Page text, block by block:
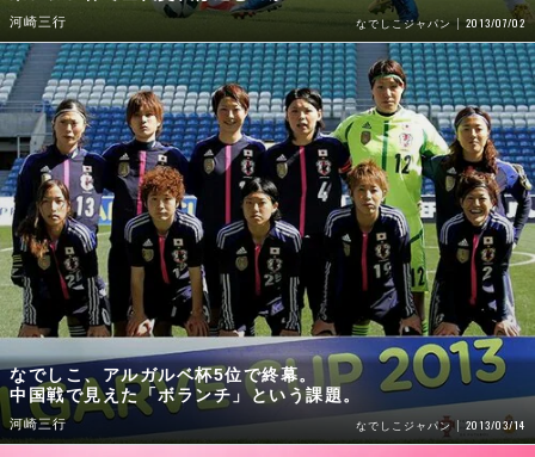
河崎三行 なでしこジャパン 2013/07/02
なでしこ、アルガルベ杯5位で終幕。
中国戦で見えた「ボランチ」という課題。
河崎三行 なでしこジャパン 2013/03/14